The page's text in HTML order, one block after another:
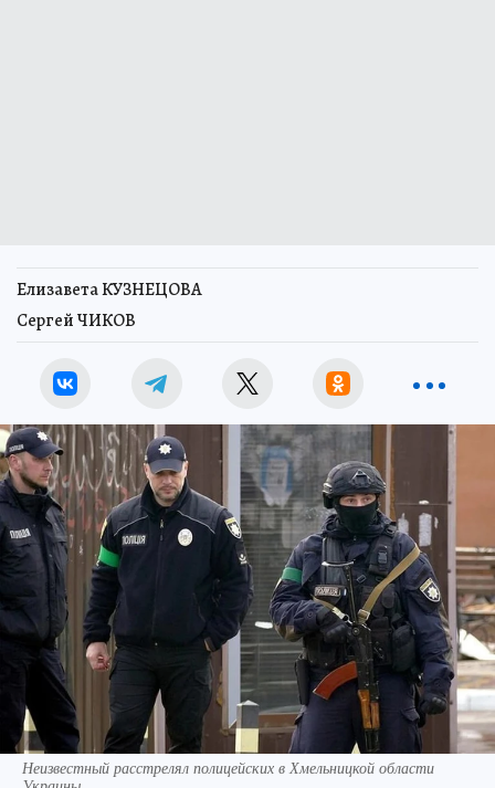
Елизавета КУЗНЕЦОВА
Сергей ЧИКОВ
Неизвестный расстрелял полицейских в Хмельницкой области